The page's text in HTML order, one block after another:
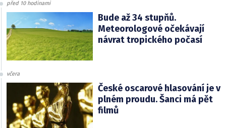
před 10 hodinami
Bude až 34 stupňů.
Meteorologové očekávají
návrat tropického počasí
včera
České oscarové hlasování je v
plném proudu. Šanci má pět
filmů